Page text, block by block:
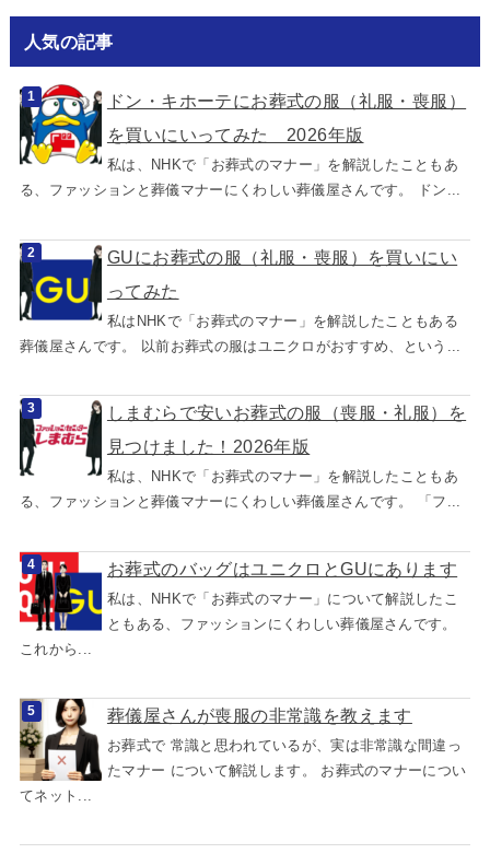
人気の記事
ドン・キホーテにお葬式の服（礼服・喪服）
を買いにいってみた 2026年版
私は、NHKで「お葬式のマナー」を解説したこともあ
る、ファッションと葬儀マナーにくわしい葬儀屋さんです。 ドン...
GUにお葬式の服（礼服・喪服）を買いにい
ってみた
私はNHKで「お葬式のマナー」を解説したこともある
葬儀屋さんです。 以前お葬式の服はユニクロがおすすめ、という...
しまむらで安いお葬式の服（喪服・礼服）を
見つけました！2026年版
私は、NHKで「お葬式のマナー」を解説したこともあ
る、ファッションと葬儀マナーにくわしい葬儀屋さんです。 「フ...
お葬式のバッグはユニクロとGUにあります
私は、NHKで「お葬式のマナー」について解説したこ
ともある、ファッションにくわしい葬儀屋さんです。
これから...
葬儀屋さんが喪服の非常識を教えます
お葬式で 常識と思われているが、実は非常識な間違っ
たマナー について解説します。 お葬式のマナーについ
てネット...